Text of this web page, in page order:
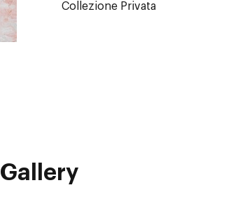
Collezione Privata
Gallery